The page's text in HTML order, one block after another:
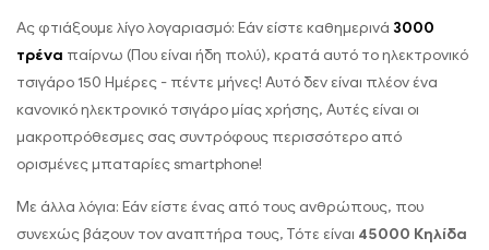
Ας φτιάξουμε λίγο λογαριασμό: Εάν είστε καθημερινά 3000
τρένα παίρνω (Που είναι ήδη πολύ), κρατά αυτό το ηλεκτρονικό
τσιγάρο 150 Ημέρες - πέντε μήνες! Αυτό δεν είναι πλέον ένα
κανονικό ηλεκτρονικό τσιγάρο μίας χρήσης, Αυτές είναι οι
μακροπρόθεσμες σας συντρόφους περισσότερο από
ορισμένες μπαταρίες smartphone!
Με άλλα λόγια: Εάν είστε ένας από τους ανθρώπους, που
συνεχώς βάζουν τον αναπτήρα τους, Τότε είναι 45000 Κηλίδα